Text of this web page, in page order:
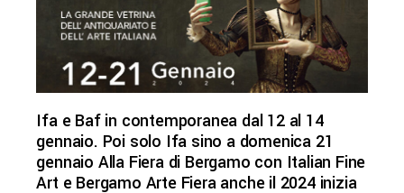
Ifa e Baf in contemporanea dal 12 al 14
gennaio. Poi solo Ifa sino a domenica 21
gennaio Alla Fiera di Bergamo con Italian Fine
Art e Bergamo Arte Fiera anche il 2024 inizia